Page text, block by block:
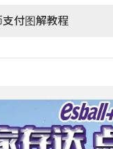
付图解教程